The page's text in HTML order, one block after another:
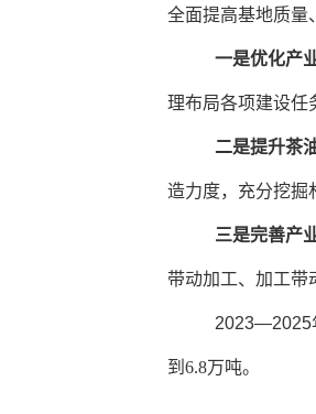
全面提高基地质量
一是优化产
理布局各项建设任
二是提升茶
造力度，充分挖掘
三是完善产
带动加工、加工带
2023—2025
到 6.8万吨。